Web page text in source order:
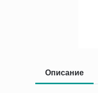
Описание